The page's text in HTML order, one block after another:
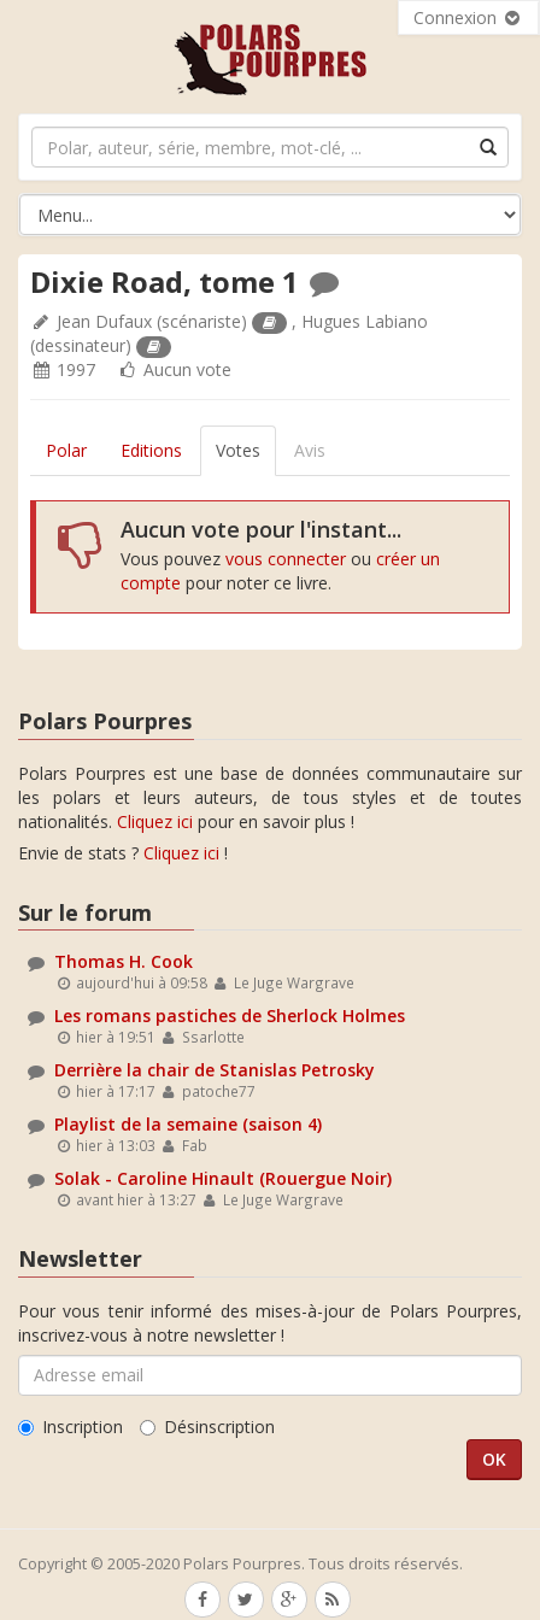
Connexion
Dixie Road, tome 1
Jean Dufaux (scénariste) , Hugues Labiano
(dessinateur)
1997
Aucun vote
Polar Editions Votes Avis
Aucun vote pour l'instant...
Vous pouvez vous connecter ou créer un
compte pour noter ce livre.
Polars Pourpres
Polars Pourpres est une base de données communautaire sur
les polars et leurs auteurs, de tous styles et de toutes
nationalités. Cliquez ici pour en savoir plus !
Envie de stats ? Cliquez ici !
Sur le forum
Thomas H. Cook
aujourd'hui à 09:58 Le Juge Wargrave
Les romans pastiches de Sherlock Holmes
hier à 19:51 Ssarlotte
Derrière la chair de Stanislas Petrosky
hier à 17:17 patoche77
Playlist de la semaine (saison 4)
hier à 13:03 Fab
Solak - Caroline Hinault (Rouergue Noir)
avant hier à 13:27 Le Juge Wargrave
Newsletter
Pour vous tenir informé des mises-à-jour de Polars Pourpres,
inscrivez-vous à notre newsletter !
Inscription Désinscription
Copyright © 2005-2020 Polars Pourpres. Tous droits réservés.